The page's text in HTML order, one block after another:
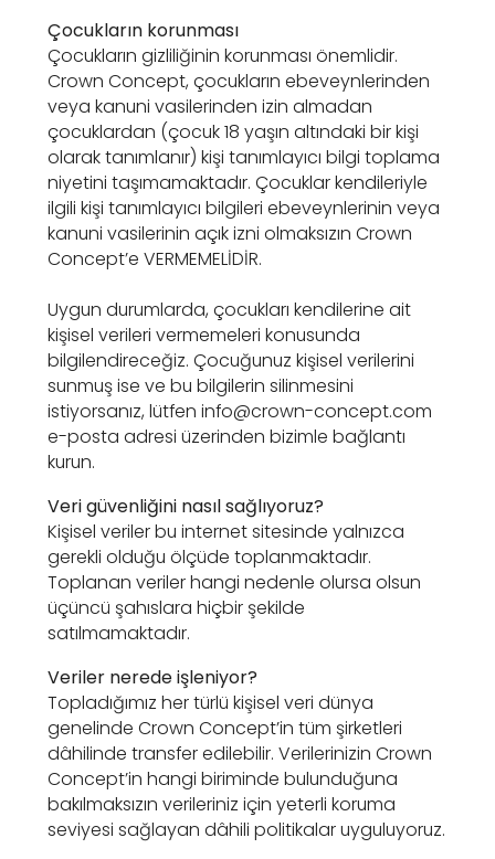
Çocukların korunması
Çocukların gizliliğinin korunması önemlidir.
Crown Concept, çocukların ebeveynlerinden
veya kanuni vasilerinden izin almadan
çocuklardan (çocuk 18 yaşın altındaki bir kişi
olarak tanımlanır) kişi tanımlayıcı bilgi toplama
niyetini taşımamaktadır. Çocuklar kendileriyle
ilgili kişi tanımlayıcı bilgileri ebeveynlerinin veya
kanuni vasilerinin açık izni olmaksızın Crown
Concept’e VERMEMELİDİR.
Uygun durumlarda, çocukları kendilerine ait
kişisel verileri vermemeleri konusunda
bilgilendireceğiz. Çocuğunuz kişisel verilerini
sunmuş ise ve bu bilgilerin silinmesini
istiyorsanız, lütfen info@crown-concept.com
e-posta adresi üzerinden bizimle bağlantı
kurun.
Veri güvenliğini nasıl sağlıyoruz?
Kişisel veriler bu internet sitesinde yalnızca
gerekli olduğu ölçüde toplanmaktadır.
Toplanan veriler hangi nedenle olursa olsun
üçüncü şahıslara hiçbir şekilde
satılmamaktadır.
Veriler nerede işleniyor?
Topladığımız her türlü kişisel veri dünya
genelinde Crown Concept’in tüm şirketleri
dâhilinde transfer edilebilir. Verilerinizin Crown
Concept’in hangi biriminde bulunduğuna
bakılmaksızın verileriniz için yeterli koruma
seviyesi sağlayan dâhili politikalar uyguluyoruz.